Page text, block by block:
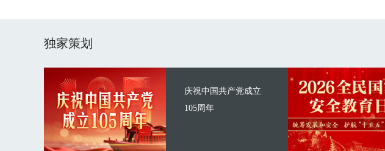
独家策划
庆祝中国共产党成立
105周年